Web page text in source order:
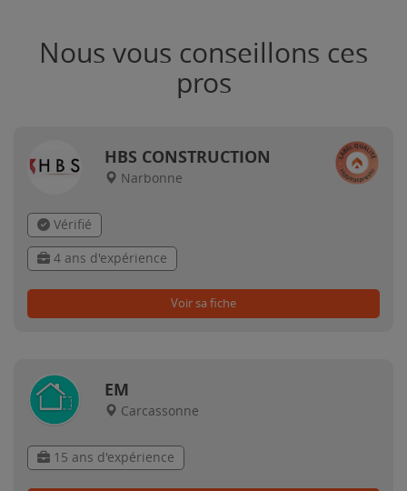
Nous vous conseillons ces
pros
HBS CONSTRUCTION
Narbonne
Vérifié
4 ans d'expérience
Voir sa fiche
EM
Carcassonne
15 ans d'expérience